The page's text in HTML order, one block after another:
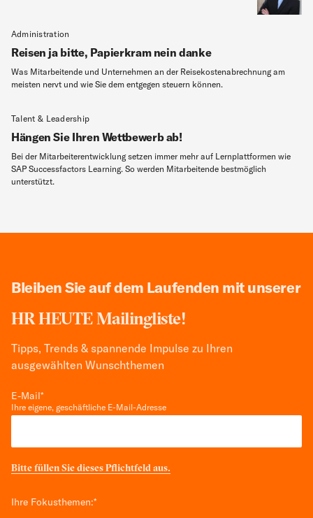
Talent & Leadership
Hängen Sie Ihren Wettbewerb ab!
Bei der Mitarbeiterentwicklung setzen immer mehr auf Lernplattformen wie
SAP Successfactors Learning. So werden Mitarbeitende bestmöglich
unterstützt.
Administration
Reisen ja bitte, Papierkram nein danke
Was Mitarbeitende und Unternehmen an der Reisekostenabrechnung am
meisten nervt und wie Sie dem entgegen steuern können.
Bleiben Sie auf dem Laufenden mit unserer
HR HEUTE Mailingliste!
Tipps, Trends & spannende Impulse zu Ihren
ausgewählten Wunschthemen
E-Mail*
Ihre eigene, geschäftliche E-Mail-Adresse
Bitte füllen Sie dieses Pflichtfeld aus.
Ihre Fokusthemen:*